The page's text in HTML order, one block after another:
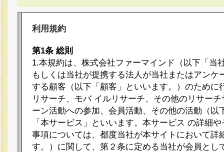
利用規約
第1条 総則
1.本規約は、株式会社ファーマインド（以下「当
もしくは当社が提携する法人が当社またはアンケ
する顧客（以下「顧客」といいます。）のために
リサーチ、モバ イルリサーチ、その他のリサー
ーン活動への参加、会員活動、その他の活動（以
「本サービス」といいます。本サービス の詳細
事項については、都度当社が本サイトにおいて詳
す。）に関して、第２条に定める当社が会員とし